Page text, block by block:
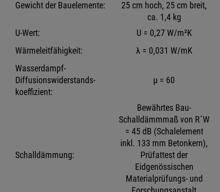
Gewicht der Bauelemente:
25 cm hoch, 25 cm breit,
ca. 1,4 kg
U-Wert:
U = 0,27 W/m²K
Wärmeleitfähigkeit:
λ = 0,031 W/mK
Wasserdampf-
Diffusionswiderstands-
koeffizient:
μ = 60
Schalldämmung:
Bewährtes Bau-
Schalldämmmaß von R´W
= 45 dB (Schalelement
inkl. 133 mm Betonkern),
Prüfattest der
Eidgenössischen
Materialprüfungs- und